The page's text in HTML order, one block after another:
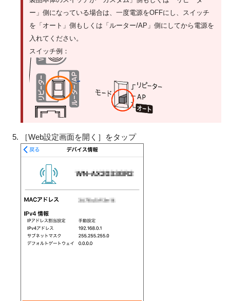
ー」側になっている場合は、一度電源をOFFにし、スイッチ
を「オート」側もしくは「ルーター/AP」側にしてから電源を
入れてください。
スイッチ例：
［Web設定画面を開く］をタップ